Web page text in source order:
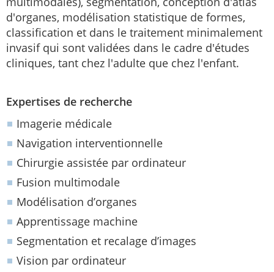
d'organes, modélisation statistique de formes,
classification et dans le traitement minimalement
invasif qui sont validées dans le cadre d'études
cliniques, tant chez l'adulte que chez l'enfant.
Expertises de recherche
Imagerie médicale
Navigation interventionnelle
Chirurgie assistée par ordinateur
Fusion multimodale
Modélisation d’organes
Apprentissage machine
Segmentation et recalage d’images
Vision par ordinateur